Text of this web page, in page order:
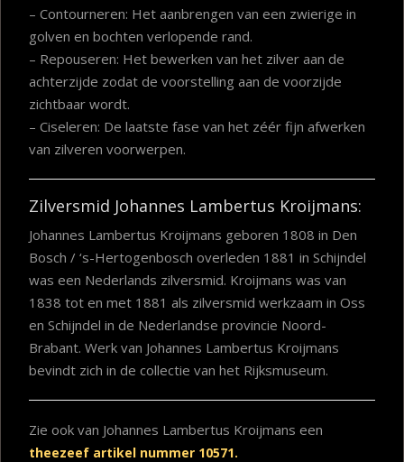
– Contourneren: Het aanbrengen van een zwierige in
golven en bochten verlopende rand.
– Repouseren: Het bewerken van het zilver aan de
achterzijde zodat de voorstelling aan de voorzijde
zichtbaar wordt.
– Ciseleren: De laatste fase van het zéér fijn afwerken
van zilveren voorwerpen.
Zilversmid Johannes Lambertus Kroijmans:
Johannes Lambertus Kroijmans geboren 1808 in Den
Bosch / ‘s-Hertogenbosch overleden 1881 in Schijndel
was een Nederlands zilversmid. Kroijmans was van
1838 tot en met 1881 als zilversmid werkzaam in Oss
en Schijndel in de Nederlandse provincie Noord-
Brabant. Werk van Johannes Lambertus Kroijmans
bevindt zich in de collectie van het Rijksmuseum.
Zie ook van Johannes Lambertus Kroijmans een
theezeef artikel nummer 10571.